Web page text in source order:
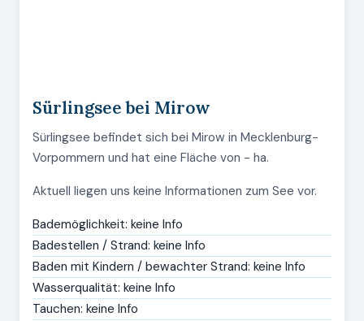
Sürlingsee bei Mirow
Sürlingsee befindet sich bei Mirow in Mecklenburg-
Vorpommern und hat eine Fläche von - ha.
Aktuell liegen uns keine Informationen zum See vor.
Bademöglichkeit: keine Info
Badestellen / Strand: keine Info
Baden mit Kindern / bewachter Strand: keine Info
Wasserqualität: keine Info
Tauchen: keine Info